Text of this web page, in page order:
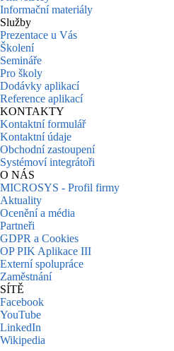
Informační materiály
Služby
Prezentace u Vás
Školení
Semináře
Pro školy
Dodávky aplikací
Reference aplikací
KONTAKTY
Kontaktní formulář
Kontaktní údaje
Obchodní zastoupení
Systémoví integrátoři
O NÁS
MICROSYS - Profil firmy
Aktuality
Ocenění a média
Partneři
GDPR a Cookies
OP PIK Aplikace III
Externí spolupráce
Zaměstnání
SÍTĚ
Facebook
YouTube
LinkedIn
Wikipedia